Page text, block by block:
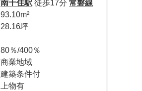
南千住駅 徒歩17分常磐線
93.10m²
28.16坪
80％/400％
商業地域
建築条件付
上物有